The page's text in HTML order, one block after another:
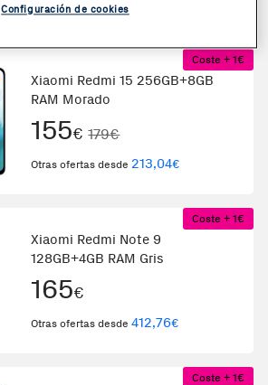
Otras ofertas desde
Coste + 1€
Xiaomi Redmi 15 256GB+8GB
RAM Morado
155€ 179€
Otras ofertas desde213,04€
Coste + 1€
Xiaomi Redmi Note 9
128GB+4GB RAM Gris
165€
Otras ofertas desde412,76€
Coste + 1€
Configuración de cookies